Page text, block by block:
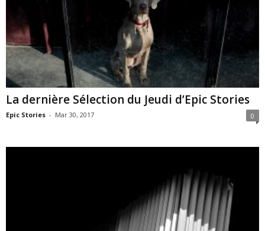
La dernière Sélection du Jeudi d’Epic Stories
Epic Stories - Mar 30, 2017 0